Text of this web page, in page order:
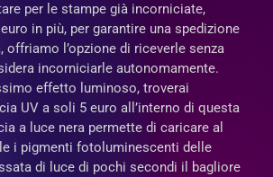
per le stampe già incorniciate,
in più, per garantire una spedizione
offriamo l’opzione di riceverle senza
incorniciarle autonomamente.
effetto luminoso, troverai
UV a soli 5 euro all’interno di questa
a luce nera permette di caricare al
i pigmenti fotoluminescenti delle
di luce di pochi secondi il bagliore